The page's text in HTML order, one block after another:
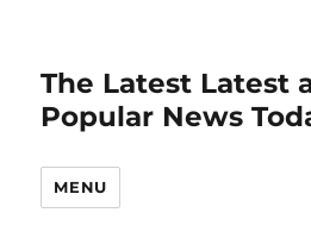
The Latest Latest
Popular News
MENU